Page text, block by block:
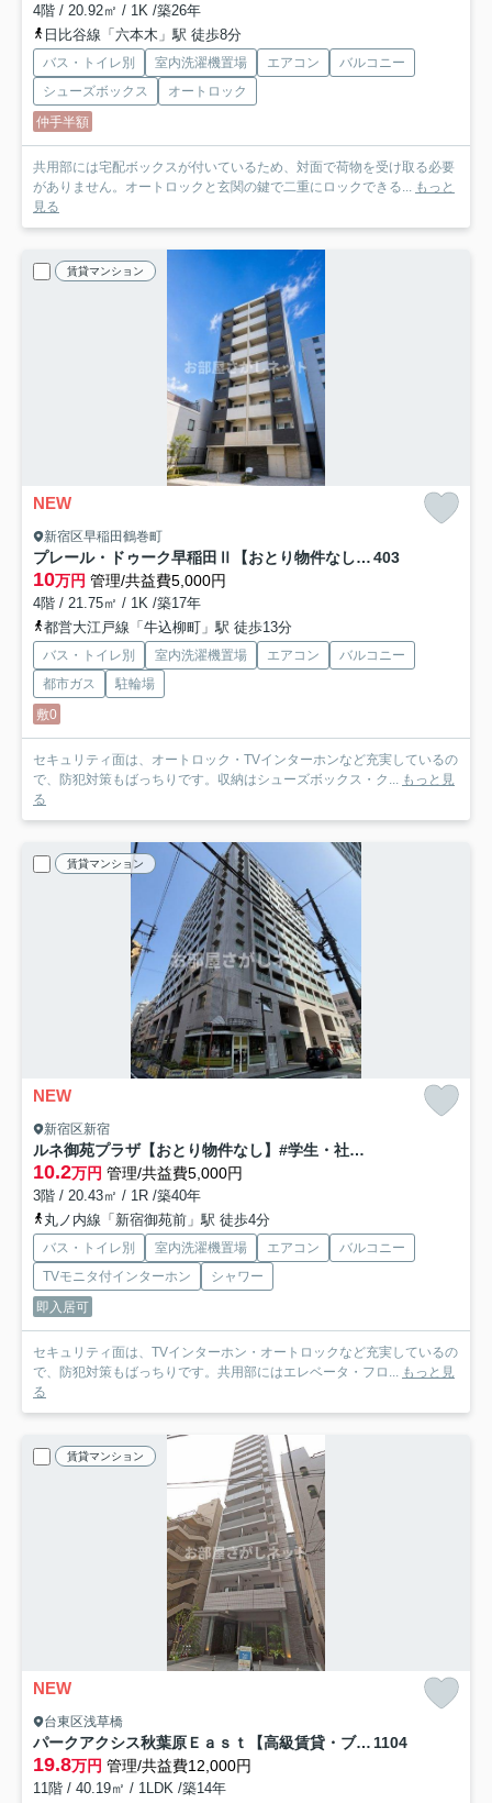
4階 / 20.92㎡ / 1K /築26年
日比谷線「六本木」駅 徒歩8分
バス・トイレ別 室内洗濯機置場 エアコン
バルコニー
シューズボックス
オートロック
仲手半額
共用部には宅配ボックスが付いているため、対面で荷物を受け取る必要
がありません。オートロックと玄関の鍵で二重にロックできる...
もっと
見る
賃貸マンション
NEW
新宿区早稲田鶴巻町
プレール・ドゥーク早稲田Ⅱ【おとり物件なし】#学生・社会人にオススメ！初期費用分割払いOK！ 403
10万円 管理/共益費5,000円
4階 / 21.75㎡ / 1K /築17年
都営大江戸線「牛込柳町」駅 徒歩13分
バス・トイレ別 室内洗濯機置場 エアコン
バルコニー
都市ガス
駐輪場
敷0
セキュリティ面は、オートロック・TVインターホンなど充実しているの
で、防犯対策もばっちりです。収納はシューズボックス・ク...
もっと見
る
賃貸マンション
NEW
新宿区新宿
ルネ御苑プラザ【おとり物件なし】#学生・社会人にオススメ！初期費用分割払いOK！
10.2万円 管理/共益費5,000円
3階 / 20.43㎡ / 1R /築40年
丸ノ内線「新宿御苑前」駅 徒歩4分
バス・トイレ別 室内洗濯機置場 エアコン
バルコニー
TVモニタ付インターホン
シャワー
即入居可
セキュリティ面は、TVインターホン・オートロックなど充実しているの
で、防犯対策もばっちりです。共用部にはエレベータ・フロ...
もっと見
る
賃貸マンション
NEW
台東区浅草橋
パークアクシス秋葉原Ｅａｓｔ【高級賃貸・ブランドマンション】 1104
19.8万円 管理/共益費12,000円
11階 / 40.19㎡ / 1LDK /築14年